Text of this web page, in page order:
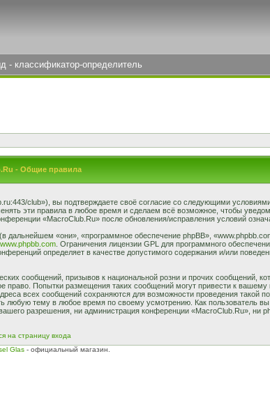
- классификатор-определитель
- Общие правила
club»), вы подтверждаете своё согласие со следующими
эти правила в любое время и сделаем всё возможное, чтобы
«MacroClub.Ru» после обновления/исправления условий
«они», «программное обеспечение phpBB»,
www.phpbb.com. Ограничения лицензии GPL для программного
определяет в качестве допустимого содержания и/или
сообщений, призывов к национальной розни и прочих сообщений,
право. Попытки размещения таких сообщений могут привести к
всех сообщений сохраняются для возможности проведения такой
тему в любое время по своему усмотрению. Как пользователь
разрешения, ни администрация конференции «MacroClub.Ru», ни
на страницу входа
Glas - официальный магазин.